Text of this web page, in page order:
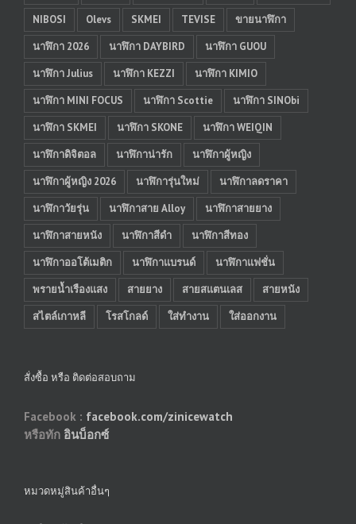
NIBOSI
Olevs SKMEI TEVISE
ขายนาฬิกา
นาฬิกา 2026
นาฬิกา DAYBIRD
นาฬิกา GUOU
นาฬิกา Julius
นาฬิกา KEZZI
นาฬิกา KIMIO
นาฬิกา MINI FOCUS
นาฬิกา Scottie
นาฬิกา SINObi
นาฬิกา SKMEI
นาฬิกา SKONE
นาฬิกา WEIQIN
นาฬิกาดิจิตอล
นาฬิกาน่ารัก
นาฬิกาผู้หญิง
นาฬิกาผู้หญิง 2026
นาฬิการุ่นใหม่
นาฬิกาลดราคา
นาฬิกาวัยรุ่น
นาฬิกาสาย Alloy
นาฬิกาสายยาง
นาฬิกาสายหนัง
นาฬิกาสีดำ
นาฬิกาสีทอง
นาฬิกาออโต้เมติก
นาฬิกาแบรนด์
นาฬิกาแฟชั่น
พรายน้ำเรืองแสง
สายยาง สายสแตนเลส
สายหนัง
สไตล์เกาหลี
โรสโกลด์ ใส่ทำงาน ใส่ออกงาน
สั่งซื้อ หรือ ติดต่อสอบถาม
Facebook : facebook.com/zinicewatch
หรือทัก อินบ็อกซ์
หมวดหมู่สินค้าอื่นๆ